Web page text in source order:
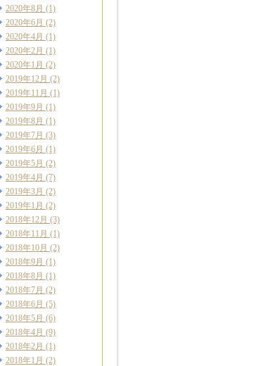
2020年8月 (1)
2020年6月 (2)
2020年4月 (1)
2020年2月 (1)
2020年1月 (2)
2019年12月 (2)
2019年11月 (1)
2019年9月 (1)
2019年8月 (1)
2019年7月 (3)
2019年6月 (1)
2019年5月 (2)
2019年4月 (7)
2019年3月 (2)
2019年1月 (2)
2018年12月 (3)
2018年11月 (1)
2018年10月 (2)
2018年9月 (1)
2018年8月 (1)
2018年7月 (2)
2018年6月 (5)
2018年5月 (6)
2018年4月 (9)
2018年2月 (1)
2018年1月 (2)